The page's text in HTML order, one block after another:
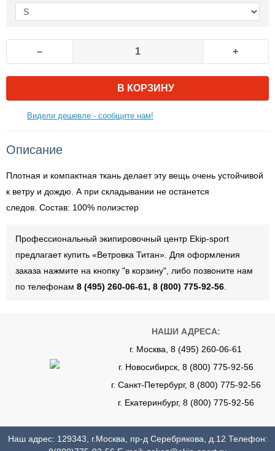
– +
В КОРЗИНУ
Видели дешевле - сообщите нам!
Описание
Плотная и компактная ткань делает эту вещь очень устойчивой
к ветру и дождю. А при складывании не останется
следов. Состав: 100% полиэстер
Профессиональный экипировочный центр Ekip-sport
предлагает купить «Ветровка Титан». Для оформления
заказа нажмите на кнопку "в корзину", либо позвоните нам
по телефонам 8 (495) 260-06-61, 8 (800) 775-92-56
НАШИ АДРЕСА:
г. Москва, 8 (495) 260-06-61
г. Новосибирск, 8 (800) 775-92-56
г. Санкт-Петербург, 8 (800) 775-92-56
г. Екатеринбург, 8 (800) 775-92-56
Наш адрес: 129343, г.Москва, пр-д Серебрякова, д.12 Телефон: